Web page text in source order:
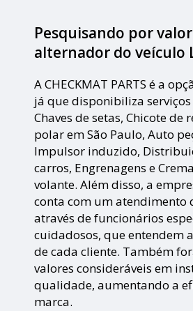
Pesquisando por
alternador do veículo
A CHECKMAT PARTS é a
já que disponibiliza
Chaves de setas, Chicote de
polar em São Paulo, Auto
Impulsor induzido,
carros, Engrenagens e
volante. Além disso, a
conta com um atendimento
através de funcionários
cuidadosos, que entendem
de cada cliente. Também
valores consideráveis em
qualidade, aumentando a
marca.